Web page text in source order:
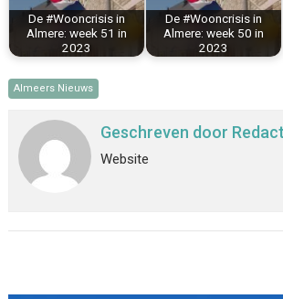
De #Wooncrisis in
Almere: week 51 in
2023
De #Wooncrisis in
Almere: week 50 in
2023
Almeers Nieuws
Geschreven door
Website